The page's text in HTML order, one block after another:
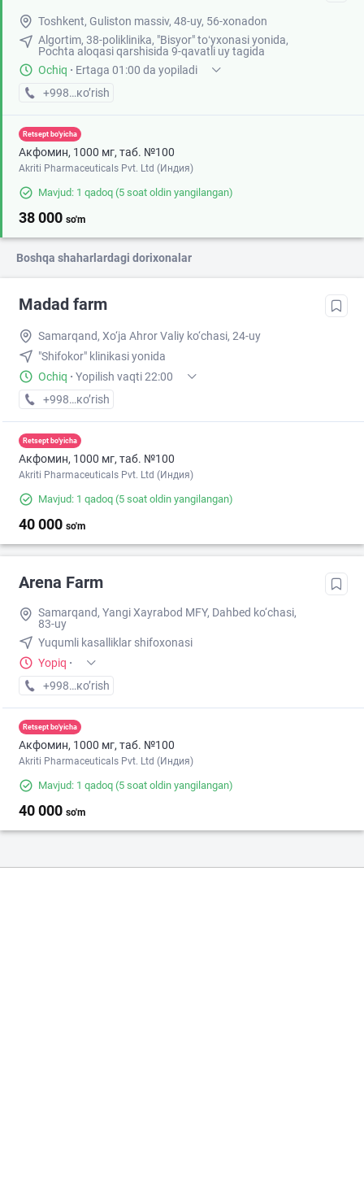
Toshkent, Guliston massiv, 48-uy, 56-xonadon
Algortim, 38-poliklinika, "Bisyor" toʻyxonasi yonida,
Pochta aloqasi qarshisida 9-qavatli uy tagida
Ochiq · Ertaga 01:00 da yopiladi
+998 (97) XXX-XX-XX
кo’rish
Retsept bo'yicha
Акфомин, 1000 мг, таб. №100
Akriti Pharmaceuticals Pvt. Ltd (Индия)
Mavjud: 1 qadoq (5 soat oldin yangilangan)
38 000 so'm
Boshqa shaharlardagi dorixonalar
Madad farm
Samarqand, Xo‘ja Ahror Valiy ko‘chasi, 24-uy
"Shifokor" klinikasi yonida
Ochiq · Yopilish vaqti 22:00
+998 (77) XXX-XX-XX
кo’rish
Retsept bo'yicha
Акфомин, 1000 мг, таб. №100
Akriti Pharmaceuticals Pvt. Ltd (Индия)
Mavjud: 1 qadoq (5 soat oldin yangilangan)
40 000 so'm
Arena Farm
Samarqand, Yangi Xayrabod MFY, Dahbed ko‘chasi,
83-uy
Yuqumli kasalliklar shifoxonasi
Yopiq ·
+998 (95) XXX-XX-XX
кo’rish
Retsept bo'yicha
Акфомин, 1000 мг, таб. №100
Akriti Pharmaceuticals Pvt. Ltd (Индия)
Mavjud: 1 qadoq (5 soat oldin yangilangan)
40 000 so'm